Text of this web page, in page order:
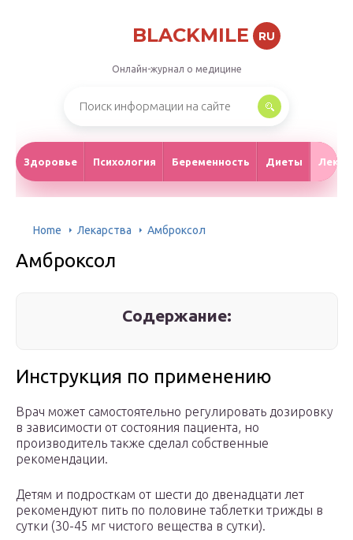
BLACKMILE RU
Онлайн-журнал о медицине
Здоровье Психология Беременность Диеты
Home Лекарства Амброксол
Амброксол
Содержание:
Инструкция по применению
Врач может самостоятельно регулировать дозировку
в зависимости от состояния пациента, но
производитель также сделал собственные
рекомендации.
Детям и подросткам от шести до двенадцати лет
рекомендуют пить по половине таблетки трижды в
сутки (30-45 мг чистого вещества в сутки).